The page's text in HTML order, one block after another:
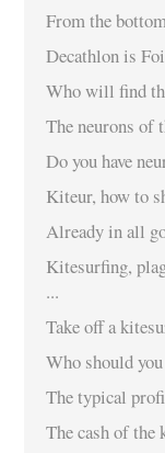
From the
Decathlon is
Who will find
The neurons of
Do you have
Kiteur, how to
Already in all
Kitesurfing,
...
Take off a
Who should
The typical
The cash of the